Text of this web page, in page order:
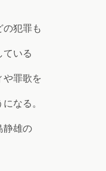
の犯罪も
ている
や罪歌を
なる。
静雄の